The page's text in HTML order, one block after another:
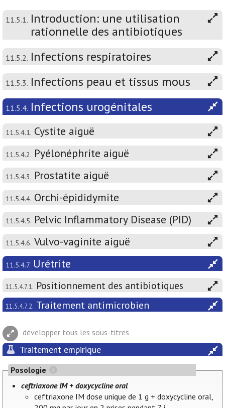
11.5.1. Introduction: une utilisation
rationnelle des antibiotiques
11.5.2. Infections respiratoires
11.5.3. Infections peau et tissus mous
11.5.4. Infections urogénitales
11.5.4.1. Cystite aiguë
11.5.4.2. Pyélonéphrite aiguë
11.5.4.3. Prostatite aiguë
11.5.4.4. Orchi-épididymite
11.5.4.5. Pelvic Inflammatory Disease (PID)
11.5.4.6. Vulvo-vaginite aiguë
11.5.4.7. Urétrite
11.5.4.7.1. Positionnement des antibiotiques
11.5.4.7.2. Traitement antimicrobien
développer tous les sous-titres
Traitement empirique
Posologie
ceftriaxone IM + doxycycline oral
ceftriaxone IM dose unique de 1 g + doxycycline oral,